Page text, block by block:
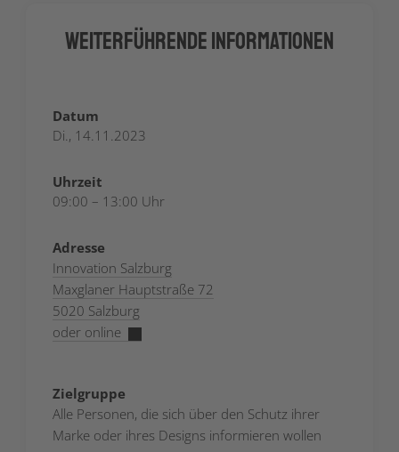
Weiterführende Informationen
Datum
Di., 14.11.2023
Uhrzeit
09:00 – 13:00 Uhr
Adresse
Innovation Salzburg
Maxglaner Hauptstraße 72
5020 Salzburg
oder online
Zielgruppe
Alle Personen, die sich über den Schutz ihrer
Marke oder ihres Designs informieren wollen